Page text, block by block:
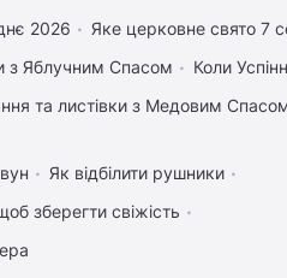
2026
Яке церковне свято 7
з Яблучним Спасом
Коли
та листівки з Медовим
Як відбілити рушники
зберегти свіжість